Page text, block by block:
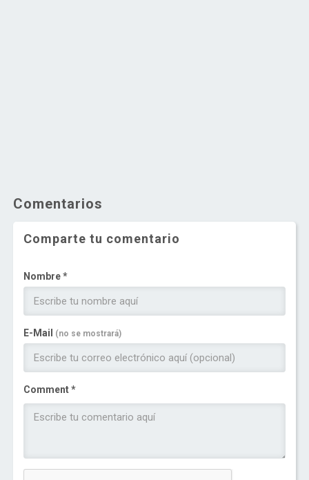
Comentarios
Comparte tu comentario
Nombre *
E-Mail (no se mostrará)
Comment *